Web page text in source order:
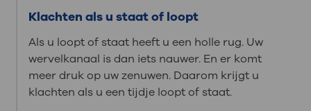
Klachten als u staat of loopt
Als u loopt of staat heeft u een holle rug. Uw
wervelkanaal is dan iets nauwer. En er komt
meer druk op uw zenuwen. Daarom krijgt u
klachten als u een tijdje loopt of staat.